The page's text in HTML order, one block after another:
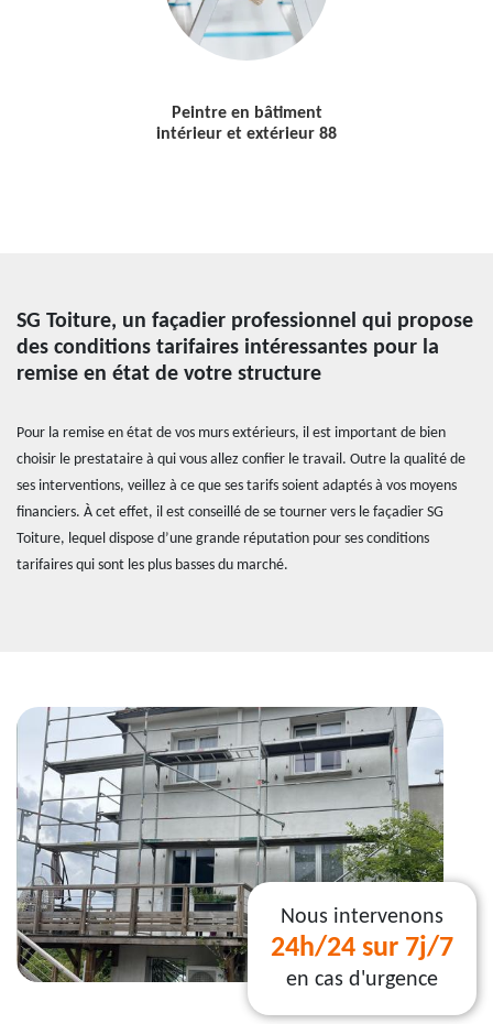
Peintre en bâtiment
intérieur et extérieur 88
SG Toiture, un façadier professionnel qui propose
des conditions tarifaires intéressantes pour la
remise en état de votre structure
Pour la remise en état de vos murs extérieurs, il est important de bien
choisir le prestataire à qui vous allez confier le travail. Outre la qualité de
ses interventions, veillez à ce que ses tarifs soient adaptés à vos moyens
financiers. À cet effet, il est conseillé de se tourner vers le façadier SG
Toiture, lequel dispose d’une grande réputation pour ses conditions
tarifaires qui sont les plus basses du marché.
Nous intervenons
24h/24 sur 7j/7
en cas d'urgence